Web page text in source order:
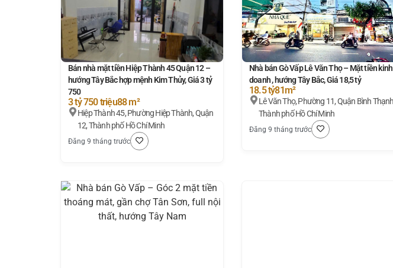
Bán nhà mặt tiền Hiệp Thành 45 Quận 12 –
hướng Tây Bắc hợp mệnh Kim Thủy, Giá 3 tỷ
750
3 tỷ 750 triệu88 m²
Hiệp Thành 45, Phường Hiệp Thành, Quận
12, Thành phố Hồ Chí Minh
Đăng 9 tháng trước
Nhà bán Gò Vấp Lê Văn Thọ – Mặt tiền kinh
doanh , hướng Tây Bắc, Giá 18,5 tỷ
18.5 tỷ81m²
Lê Văn Thọ, Phường 11, Quận Bình Thạnh,
Thành phố Hồ Chí Minh
Đăng 9 tháng trước